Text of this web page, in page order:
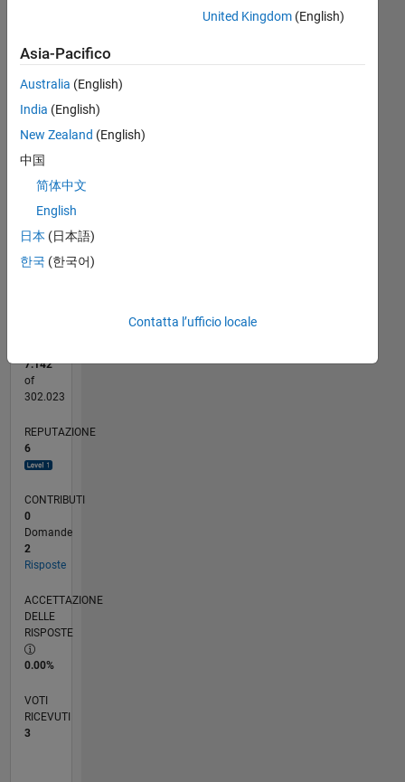
M…
CONTRIBUTI
-2
-1 3
4
L
05/20
01/21
09/21
05/22
01/23
09/23
05/24
01/25
09/25
05/26
02/21
11/21
08/22
05/23
02/24
11/24
08/25
04/21
03/22
02/23
01/24
12/24
11/25
7.142
of
302.023
REPUTAZIONE
6
CONTRIBUTI
0
Domande
2
Risposte
ACCETTAZIONE
DELLE
RISPOSTE
0.00%
VOTI
RICEVUTI
3
United Kingdom(English)
Asia-Pacifico
Australia (English)
India (English)
New Zealand (English)
中国
简体中文
English
日本 (日本語)
한국 (한국어)
Contatta l’ufficio locale